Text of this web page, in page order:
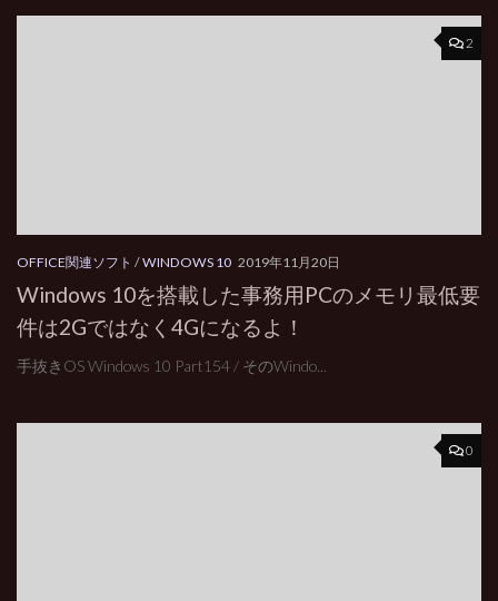
2
OFFICE関連ソフト /WINDOWS 10 2019年11月20日
Windows 10を搭載した事務用PCのメモリ最低要
件は2Gではなく4Gになるよ！
手抜きOS Windows 10 Part154 / そのWindo...
0